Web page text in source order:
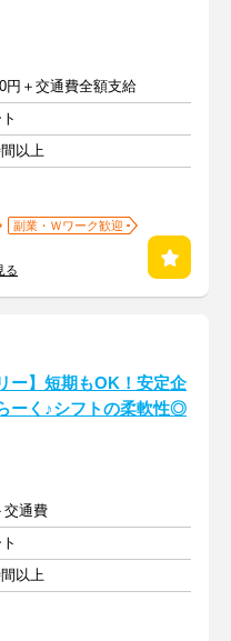
円＋交通費全額支給
以上
副業・Ｗワーク歓迎
る
ー】短期もOK！安定企
ーく♪シフトの柔軟性◎
交通費
以上